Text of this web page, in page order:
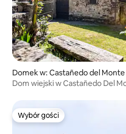
Domek w: Castañedo del Monte
Dom wiejski w Castañedo Del
Wybór gości
Wybór gości